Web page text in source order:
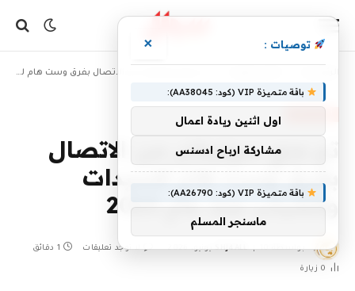
تم منع سوليفان من الاتصال بفرق وست هام للسيدات والشباب منذ عام 2023
تم منع سوليفان من الاتصال
بفرق وست هام للسيدات
والشباب منذ عام 2023
بواسطة SHJ4ALL 10 يونيو، 2026 لا توجد تعليقات 1 دقائق
0 زيارة
توصيات : ×
باقة متميزة VIP (كود: AA38045):
اول اثنين ريادة اعمال
مشاركة ارباح ادسنس
باقة متميزة VIP (كود: AA26790):
ماسنجر المسلم